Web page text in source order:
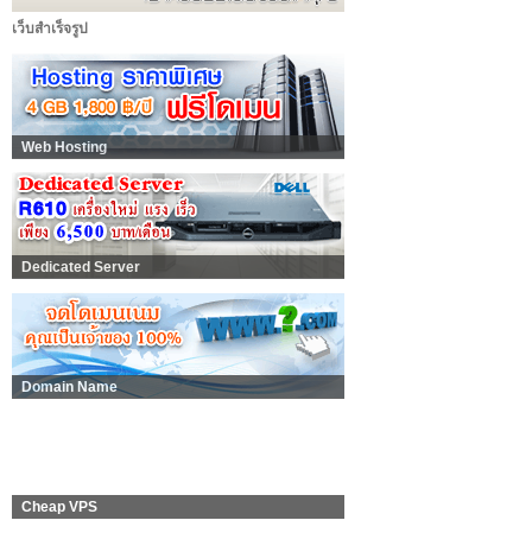
เว็บสำเร็จรูป
Web Hosting
Dedicated Server
Domain Name
Cheap VPS